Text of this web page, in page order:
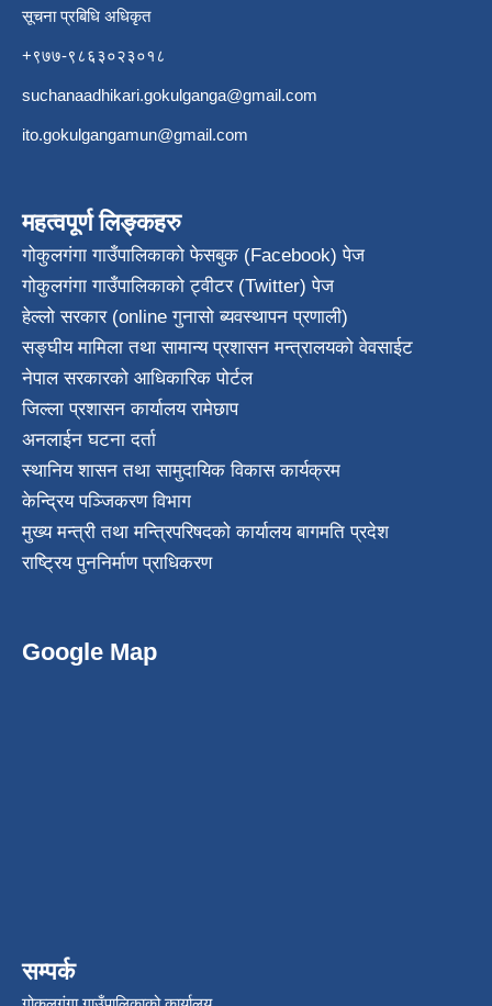
सूचना प्रबिधि अधिकृत
+९७७-९८६३०२३०१८
suchanaadhikari.gokulganga@gmail.com
ito.gokulgangamun@gmail.com
महत्वपूर्ण लिङ्कहरु
गोकुलगंगा गाउँपालिकाको फेसबुक (Facebook) पेज
गोकुलगंगा गाउँपालिकाको ट्वीटर (Twitter) पेज
हेल्लो सरकार (online गुनासो ब्यवस्थापन प्रणाली)
सङ्घीय मामिला तथा सामान्य प्रशासन मन्त्रालयको वेवसाईट
नेपाल सरकारको आधिकारिक पोर्टल
जिल्ला प्रशासन कार्यालय रामेछाप
अनलाईन घटना दर्ता
स्थानिय शासन तथा सामुदायिक विकास कार्यक्रम
केन्द्रिय पञ्जिकरण विभाग
मुख्य मन्त्री तथा मन्त्रिपरिषदको कार्यालय बागमति प्रदेश
राष्ट्रिय पुननिर्माण प्राधिकरण
Google Map
सम्पर्क